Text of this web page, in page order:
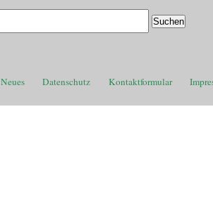
Neues Datenschutz Kontaktformular